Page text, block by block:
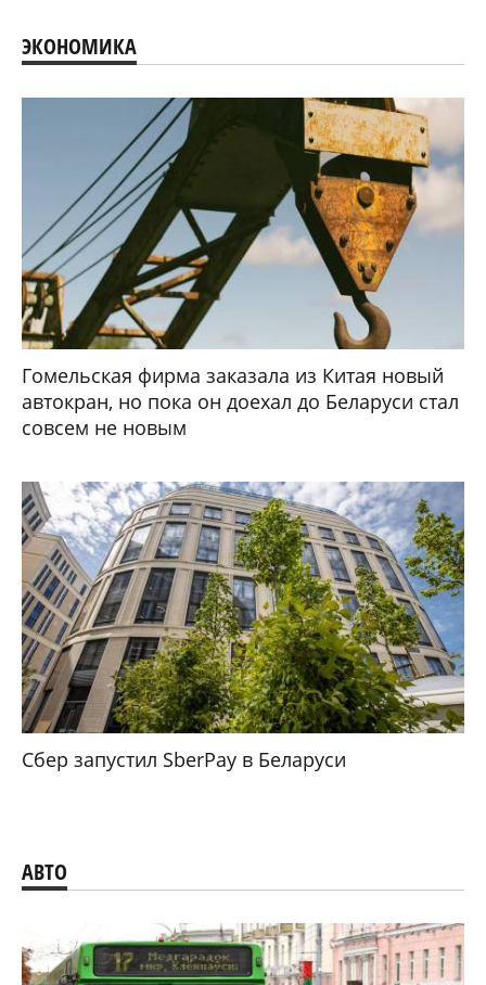
ЭКОНОМИКА
Гомельская фирма заказала из Китая новый
автокран, но пока он доехал до Беларуси стал
совсем не новым
Сбер запустил SberPay в Беларуси
АВТО